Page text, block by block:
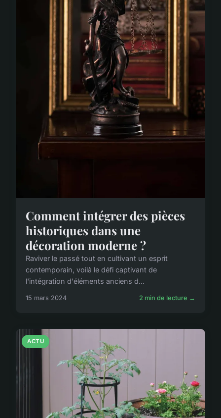
Comment intégrer des pièces
historiques dans une
décoration moderne ?
Raviver le passé tout en cultivant un esprit
contemporain, voilà le défi captivant de
l'intégration d'éléments anciens d...
15 mars 2024 2 min de lecture →
ACTU